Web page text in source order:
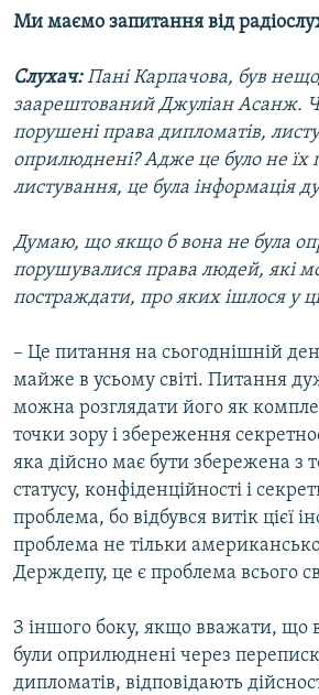
Ми маємо запитання від
Слухач:Пані Карпачова, був
заарештований Джуліан Асанж.
порушені права дипломатів,
оприлюднені? Адже це було не їх
листування, це була інформація
Думаю, що якщо б вона не була
порушувалися права людей, які
постраждати, про яких ішлося у
– Це питання на сьогоднішній
майже в усьому світі. Питання
можна розглядати його як
точки зору і збереження
яка дійсно має бути збережена з
статусу, конфіденційності і
проблема, бо відбувся витік цієї
проблема не тільки
Держдепу, це є проблема всього
З іншого боку, якщо вважати, що
були оприлюднені через
дипломатів, відповідають